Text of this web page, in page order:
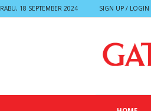
RABU, 18 SEPTEMBER 2024 SIGN UP / LOGIN